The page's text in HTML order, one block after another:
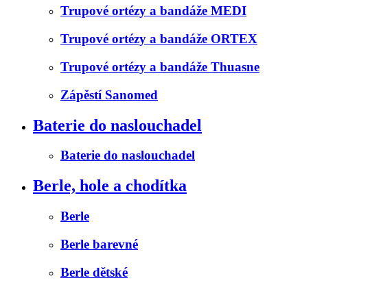
Trupové ortézy a bandáže MEDI
Trupové ortézy a bandáže ORTEX
Trupové ortézy a bandáže Thuasne
Zápěstí Sanomed
Baterie do naslouchadel
Baterie do naslouchadel
Berle, hole a chodítka
Berle
Berle barevné
Berle dětské